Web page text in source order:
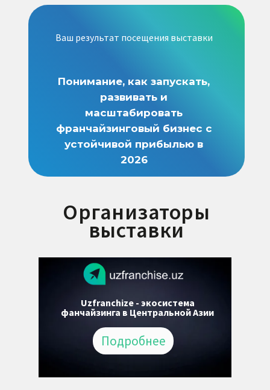
Ваш результат посещения выставки
Понимание, как запускать,
развивать и
масштабировать
франчайзинговый бизнес с
устойчивой прибылью в
2026
Организаторы
выставки
Uzfranchize - экосистема
фанчайзинга в Центральной Азии
Подробнее
Информационные